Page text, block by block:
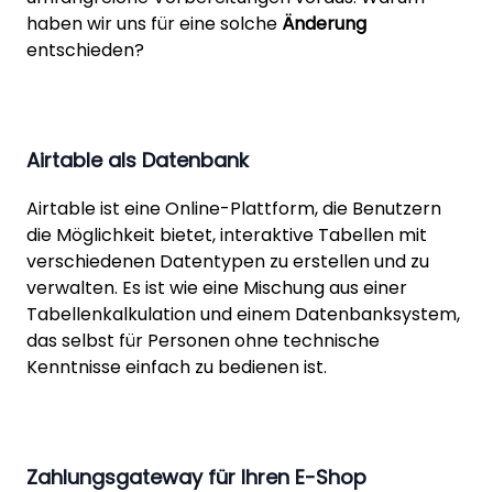
haben wir uns für eine solche Änderung
entschieden?
Airtable als Datenbank
Airtable ist eine Online-Plattform, die Benutzern
die Möglichkeit bietet, interaktive Tabellen mit
verschiedenen Datentypen zu erstellen und zu
verwalten. Es ist wie eine Mischung aus einer
Tabellenkalkulation und einem Datenbanksystem,
das selbst für Personen ohne technische
Kenntnisse einfach zu bedienen ist.
Zahlungsgateway für Ihren E-Shop